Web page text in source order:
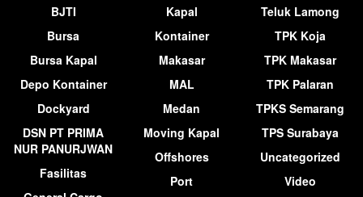
BJTI
Bursa
Bursa Kapal
Depo Kontainer
Dockyard
DSN PT PRIMA
NUR PANURJWAN
Fasilitas
Kapal
Kontainer
Makasar
MAL
Medan
Moving Kapal
Offshores
Port
Teluk Lamong
TPK Koja
TPK Makasar
TPK Palaran
TPKS Semarang
TPS Surabaya
Uncategorized
Video